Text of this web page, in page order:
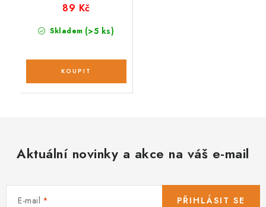
Skladem (>5 ks)
89 Kč
Aktuální novinky a akce na váš e-mail
E-mail PŘIHLÁSIT SE